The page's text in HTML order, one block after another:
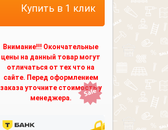
Купить в 1 клик
Внимание!!! Окончательные
цены на данный товар могут
отличаться от тех что на
сайте. Перед оформлением
заказа уточните стоимость у
менеджера.